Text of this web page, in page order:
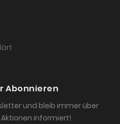
Abonnieren
und bleib immer über
informiert!